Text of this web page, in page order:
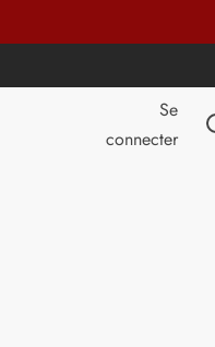
Se
connecter